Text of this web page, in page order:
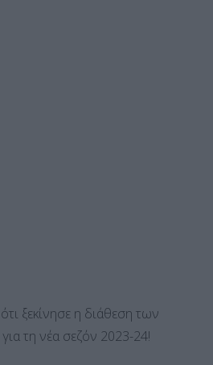
ξεκίνησε η διάθεση των
για τη νέα σεζόν 2023-24!